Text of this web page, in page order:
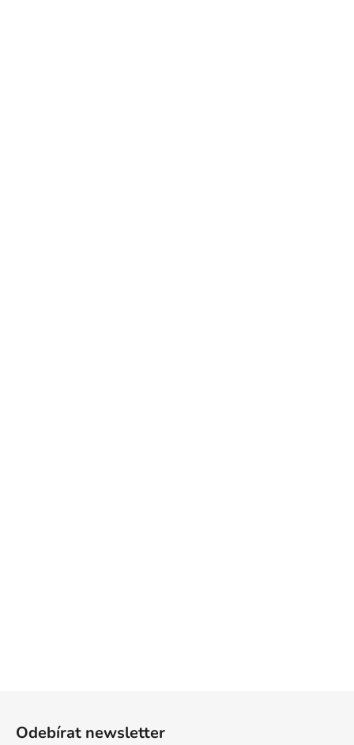
Odebírat newsletter